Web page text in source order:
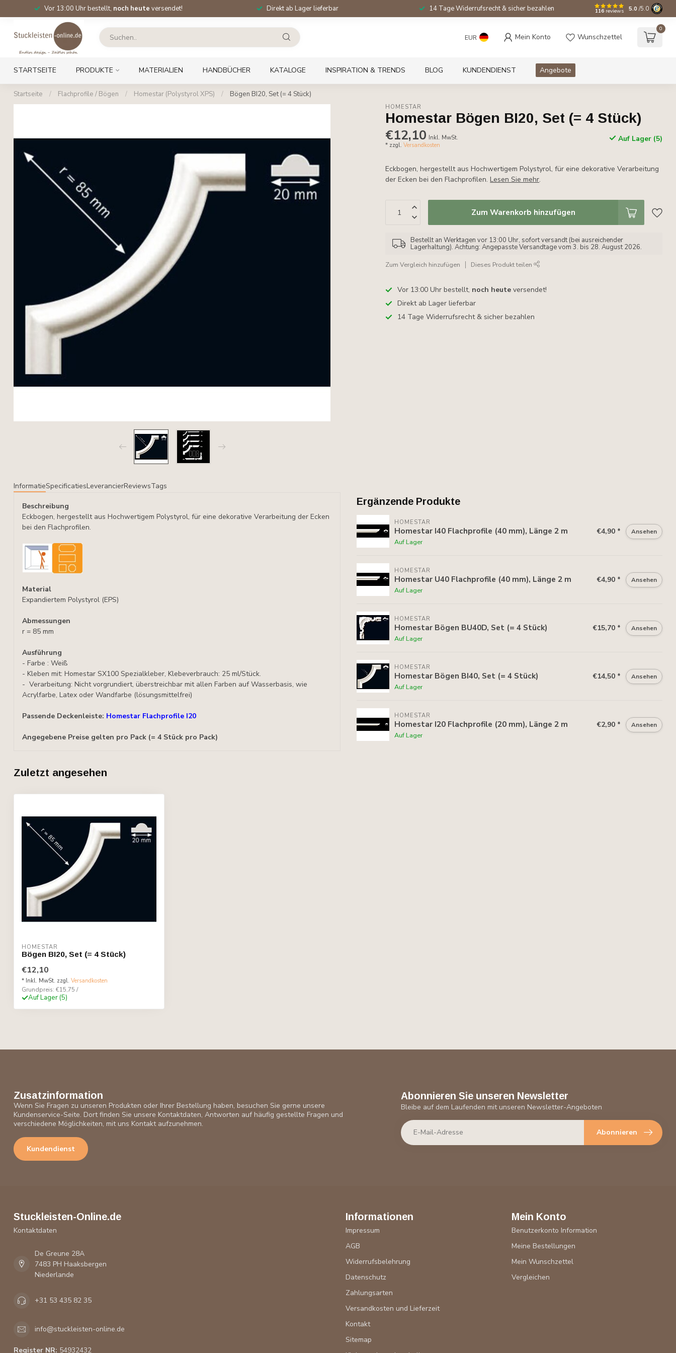
Vor 13:00 Uhr bestellt, noch heute versendet! Direkt ab Lager lieferbar 14 Tage Widerrufsrecht & sicher bezahlen 116 reviews 5.0 /5.0
EUR Mein Konto Wunschzettel
0
STARTSEITE PRODUKTE MATERIALIEN HANDBÜCHER KATALOGE INSPIRATION & TRENDS BLOG KUNDENDIENST Angebote
Startseite / Flachprofile / Bögen / Homestar (Polystyrol XPS) / Bögen BI20, Set (= 4 Stück)
HOMESTAR
Homestar Bögen BI20, Set (= 4 Stück)
€12,10 Inkl. MwSt.
* zzgl.Versandkosten
Auf Lager (5)
Eckbogen, hergestellt aus Hochwertigem Polystyrol, für eine dekorative Verarbeitung
der Ecken bei den Flachprofilen.Lesen Sie mehr.
Zum Warenkorb hinzufügen
Bestellt an Werktagen vor 13:00 Uhr, sofort versandt (bei ausreichender
Lagerhaltung). Achtung: Angepasste Versandtage vom 3. bis 28. August 2026.
Zum Vergleich hinzufügen Dieses Produkt teilen
Vor 13:00 Uhr bestellt, noch heute versendet!
Direkt ab Lager lieferbar
14 Tage Widerrufsrecht & sicher bezahlen
InformatieSpecificatiesLeverancierReviewsTags
Beschreibung
Eckbogen, hergestellt aus Hochwertigem Polystyrol, für eine dekorative Verarbeitung der Ecken
bei den Flachprofilen.
Material
Expandiertem Polystyrol (EPS)
Abmessungen
r = 85 mm
Ausführung
- Farbe : Weiß
- Kleben mit: Homestar SX100 Spezialkleber, Klebeverbrauch: 25 ml/Stück.
- Verarbeitung: Nicht vorgrundiert, überstreichbar mit allen Farben auf Wasserbasis, wie
Acrylfarbe, Latex oder Wandfarbe (lösungsmittelfrei)
Passende Deckenleiste: Homestar Flachprofile I20
Angegebene Preise gelten pro Pack (= 4 Stück pro Pack)
Ergänzende Produkte
HOMESTAR
Homestar I40 Flachprofile (40 mm), Länge 2 m
Auf Lager
€4,90 * Ansehen
HOMESTAR
Homestar U40 Flachprofile (40 mm), Länge 2 m
Auf Lager
€4,90 * Ansehen
HOMESTAR
Homestar Bögen BU40D, Set (= 4 Stück)
Auf Lager
€15,70 * Ansehen
HOMESTAR
Homestar Bögen BI40, Set (= 4 Stück)
Auf Lager
€14,50 * Ansehen
HOMESTAR
Homestar I20 Flachprofile (20 mm), Länge 2 m
Auf Lager
€2,90 * Ansehen
Zuletzt angesehen
HOMESTAR
Bögen BI20, Set (= 4 Stück)
€12,10
* Inkl. MwSt. zzgl. Versandkosten
Grundpreis: €15,75 /
Auf Lager (5)
Zusatzinformation
Wenn Sie Fragen zu unseren Produkten oder Ihrer Bestellung haben, besuchen Sie gerne unsere
Kundenservice-Seite. Dort finden Sie unsere Kontaktdaten, Antworten auf häufig gestellte Fragen und
verschiedene Möglichkeiten, mit uns Kontakt aufzunehmen.
Kundendienst
Abonnieren Sie unseren Newsletter
Bleibe auf dem Laufenden mit unseren Newsletter-Angeboten
Abonnieren
Stuckleisten-Online.de
Kontaktdaten
De Greune 28A
7483 PH Haaksbergen
Niederlande
+31 53 435 82 35
info@stuckleisten-online.de
Register NR: 54932432
Informationen
Impressum
AGB
Widerrufsbelehrung
Datenschutz
Zahlungsarten
Versandkosten und Lieferzeit
Kontakt
Sitemap
Mein Konto
Benutzerkonto Information
Meine Bestellungen
Mein Wunschzettel
Vergleichen